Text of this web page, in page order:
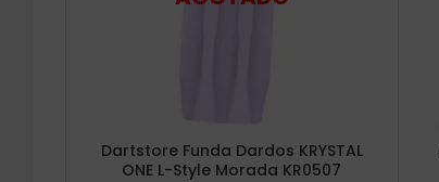
Dartstore Funda Dardos KRYSTAL
ONE L-Style Morada KR0507